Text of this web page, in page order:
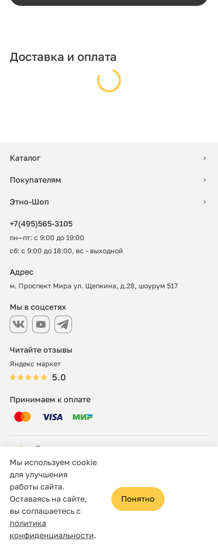
Доставка и оплата
Каталог
Покупателям
Этно-Шоп
+7(495)565-3105
пн—пт: с 9:00 до 19:00
сб: с 9:00 до 18:00, вс - выходной
Читайте отзывы
Яндекс маркет
5.0
Адрес
м. Проспект Мира ул. Щепкина, д.28, шоурум 517
Принимаем к оплате
Мы в соцсетях
© 2006 - 2026 Этно-шоп, Интернет-магазин
Политика конфиденциальности
Сайт носит исключительно информационный характер, и
ни при каких условиях не является публичной офертой,
определяемой положениями статьи 437(2) Гражданского
кодекса Российской Федерации
Мы используем cookie
для улучшения
работы сайта.
Оставаясь на сайте,
вы соглашаетесь с
политика
конфиденциальности.
Понятно